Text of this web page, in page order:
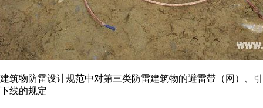
建筑物防雷设计规范中对第三类防雷建筑物的避雷带（网）、引
下线的规定